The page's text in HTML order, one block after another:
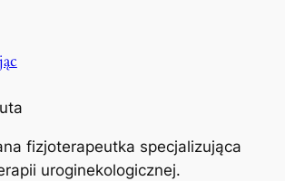
fizjoterapeutka specjalizująca
uroginekologicznej.